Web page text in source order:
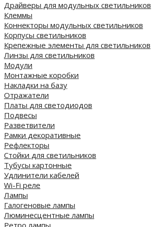
Драйверы для модульных светильников
Клеммы
Коннекторы модульных светильников
Корпусы светильников
Крепежные элементы для светильников
Линзы для светильников
Модули
Монтажные коробки
Накладки на базу
Отражатели
Платы для светодиодов
Подвесы
Разветвители
Рамки декоративные
Рефлекторы
Стойки для светильников
Тубусы картонные
Удлинители кабелей
Wi-Fi реле
Лампы
Галогеновые лампы
Люминесцентные лампы
Ретро лампы